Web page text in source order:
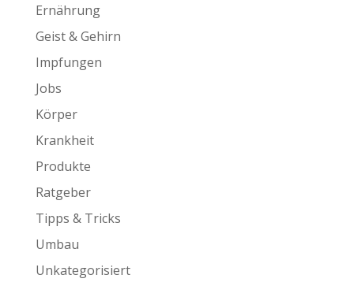
Ernährung
Geist & Gehirn
Impfungen
Jobs
Körper
Krankheit
Produkte
Ratgeber
Tipps & Tricks
Umbau
Unkategorisiert